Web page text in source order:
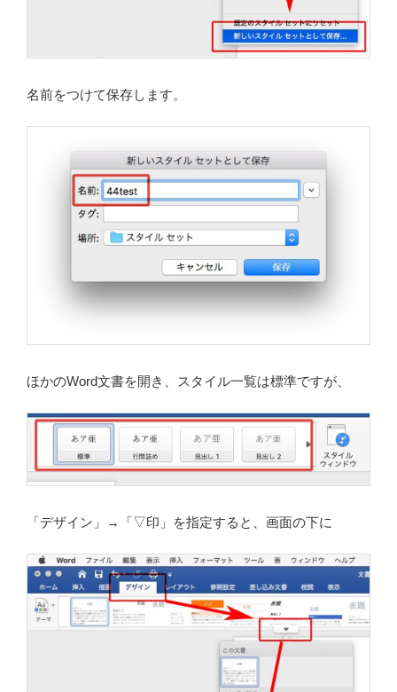
名前をつけて保存します。
ほかのWord文書を開き、スタイル一覧は標準ですが、
「デザイン」→「▽印」を指定すると、画面の下に